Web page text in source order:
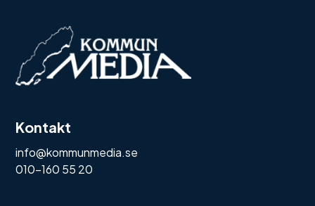
Kontakt
info@kommunmedia.se
010-160 55 20